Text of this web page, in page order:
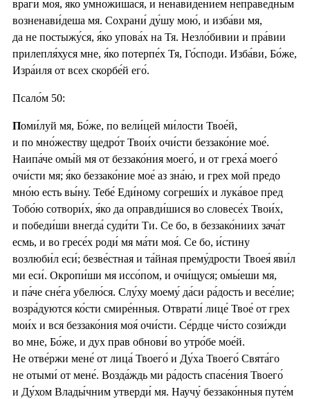
враги́ моя́, я́ко умно́жишася, и ненавиде́нием непра́ведным
возненави́деша мя. Сохрани́ ду́шу мою́, и изба́ви мя,
да не постыжу́ся, я́ко упова́х на Тя. Незло́бивии и пра́вии
прилепля́хуся мне, я́ко потерпе́х Тя, Го́споди. Изба́ви, Бо́же,
Изра́иля от всех скорбе́й его́.
Псало́м 50:
Поми́луй мя, Бо́же, по вели́цей ми́лости Твое́й,
и по мно́жеству щедро́т Твои́х очи́сти беззако́ние мое́.
Наипа́че омы́й мя от беззако́ния моего́, и от греха́ моего́
очи́сти мя; я́ко беззако́ние мое́ аз зна́ю, и грех мой предо
мно́ю есть вы́ну. Тебе́ Еди́ному согреши́х и лука́вое пред
Тобо́ю сотвори́х, я́ко да оправди́шися во словесе́х Твои́х,
и победи́ши внегда́ суди́ти Ти. Се бо, в беззако́ниих зача́т
есмь, и во гресе́х роди́ мя ма́ти моя́. Се бо, и́стину
возлюби́л еси́; безве́стная и та́йная прему́дрости Твоея́ яви́л
ми еси́. Окропи́ши мя иссо́пом, и очи́щуся; омы́еши мя,
и па́че сне́га убелю́ся. Слу́ху моему́ да́си ра́дость и весе́лие;
возра́дуются ко́сти смире́нныя. Отврати́ лице́ Твое́ от грех
мои́х и вся беззако́ния моя́ очи́сти. Се́рдце чи́сто сози́жди
во мне, Бо́же, и дух прав обнови́ во утро́бе мое́й.
Не отве́ржи мене́ от лица́ Твоего́ и Ду́ха Твоего́ Свята́го
не отыми́ от мене́. Возда́ждь ми ра́дость спасе́ния Твоего́
и Ду́хом Влады́чним утверди́ мя. Научу́ беззако́нныя путе́м